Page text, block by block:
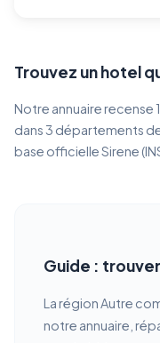
Trouvez un hotel
Notre annuaire recense
dans 3 départements
base officielle Sirene
Guide :
La région Autre
notre annuaire,